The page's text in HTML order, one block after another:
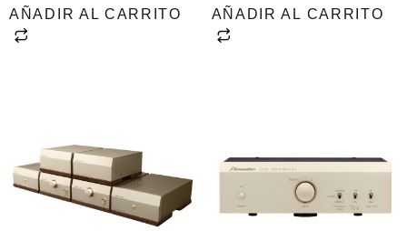
AÑADIR AL CARRITO AÑADIR AL CARRITO